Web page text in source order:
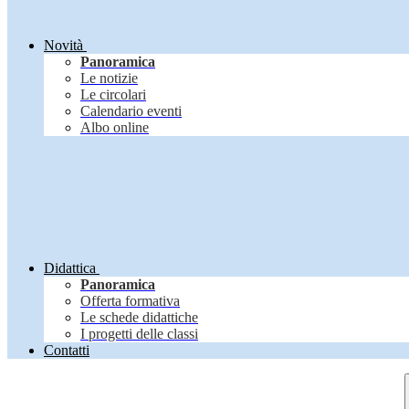
Novità
Panoramica
Le notizie
Le circolari
Calendario eventi
Albo online
Didattica
Panoramica
Offerta formativa
Le schede didattiche
I progetti delle classi
Contatti